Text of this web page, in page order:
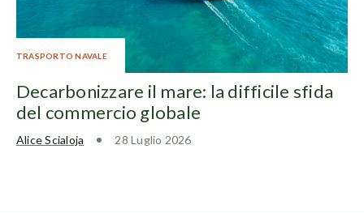
TRASPORTO NAVALE
Decarbonizzare il mare: la difficile sfida
del commercio globale
Alice Scialoja 28 Luglio 2026